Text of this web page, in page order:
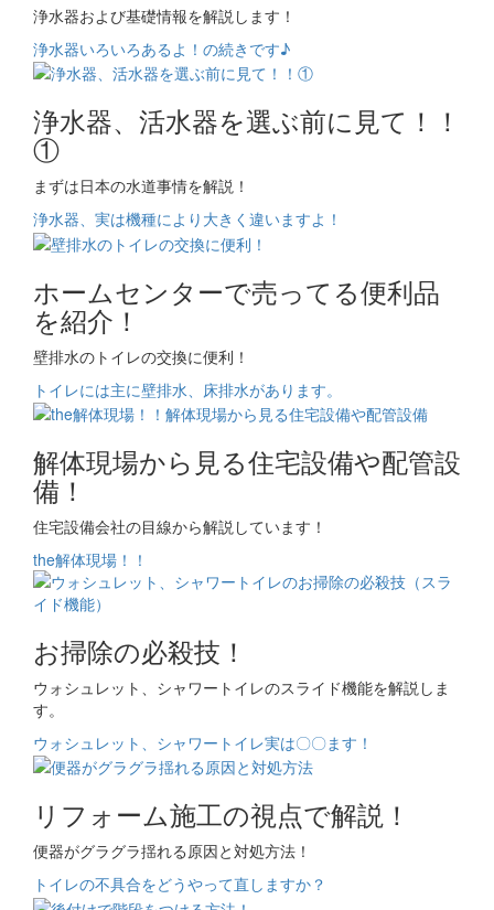
浄水器および基礎情報を解説します！
浄水器いろいろあるよ！の続きです♪
浄水器、活水器を選ぶ前に見て！！
①
まずは日本の水道事情を解説！
浄水器、実は機種により大きく違いますよ！
ホームセンターで売ってる便利品
を紹介！
壁排水のトイレの交換に便利！
トイレには主に壁排水、床排水があります。
解体現場から見る住宅設備や配管設
備！
住宅設備会社の目線から解説しています！
the解体現場！！
お掃除の必殺技！
ウォシュレット、シャワートイレのスライド機能を解説しま
す。
ウォシュレット、シャワートイレ実は〇〇ます！
リフォーム施工の視点で解説！
便器がグラグラ揺れる原因と対処方法！
トイレの不具合をどうやって直しますか？